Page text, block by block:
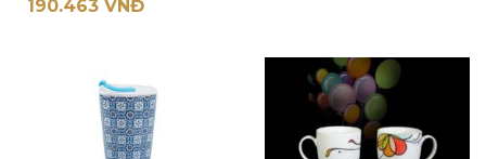
190.463 VNĐ